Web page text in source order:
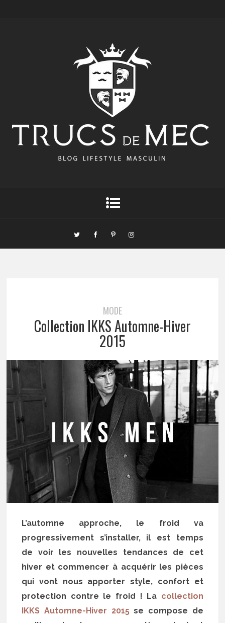
MODE
Collection IKKS Automne-Hiver
2015
L’automne approche, le froid va
progressivement s’installer, il est temps
de voir les nouvelles tendances de cet
hiver et commencer à acquérir les pièces
qui vont nous apporter style, confort et
protection contre le froid ! La collection
IKKS Automne-Hiver 2015 se compose de